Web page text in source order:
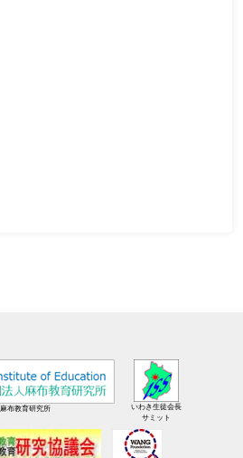
布教育研究所
いわき生徒会長
サミット